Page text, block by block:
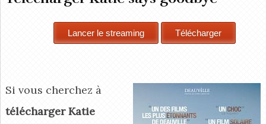
Si vous cherchez à
télécharger Katie